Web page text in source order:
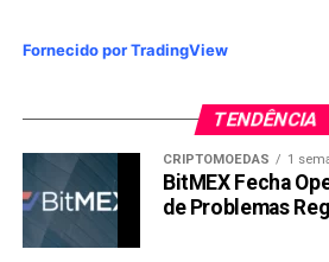
Algar Telecom entra na briga
da Oi
IRB Resseguros envolvida em
lucro cair mais de 90%
Fornecido por TradingView
TENDÊNCIA
CRIPTOMOEDAS 1
BitMEX Fecha
de Problemas